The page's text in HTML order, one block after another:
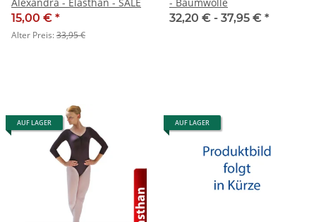
15,00 € *
Alter Preis:33,95 €
32,20 € - 37,95 € *
AUF LAGER AUF LAGER